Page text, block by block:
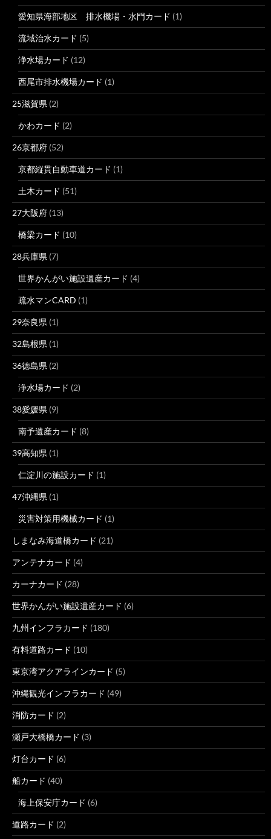
愛知県海部地区 排水機場・水門カード (1)
流域治水カード (5)
浄水場カード (12)
西尾市排水機場カード (1)
25滋賀県 (2)
かわカード (2)
26京都府 (52)
京都縦貫自動車道カード (1)
土木カード (51)
27大阪府 (13)
橋梁カード (10)
28兵庫県 (7)
世界かんがい施設遺産カード (4)
疏水マンCARD (1)
29奈良県 (1)
32島根県 (1)
36徳島県 (2)
浄水場カード (2)
38愛媛県 (9)
南予遺産カード (8)
39高知県 (1)
仁淀川の施設カード (1)
47沖縄県 (1)
災害対策用機械カード (1)
しまなみ海道橋カード (21)
アンテナカード (4)
カーナカード (28)
世界かんがい施設遺産カード (6)
九州インフラカード (180)
有料道路カード (10)
東京湾アクアラインカード (5)
沖縄観光インフラカード (49)
消防カード (2)
瀬戸大橋橋カード (3)
灯台カード (6)
船カード (40)
海上保安庁カード (6)
道路カード (2)